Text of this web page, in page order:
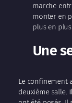
marche
monter en
plus en
Une
Le confinement
deuxième salle.